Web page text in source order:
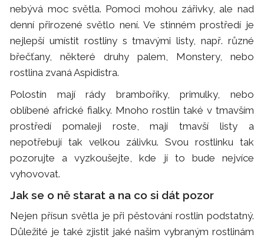
nebývá moc světla. Pomoci mohou zářivky, ale nad
denní přirozené světlo není. Ve stinném prostředí je
nejlepší umístit rostliny s tmavými listy, např. různé
břečťany, některé druhy palem, Monstery, nebo
rostlina zvaná Aspidistra.
Polostín mají rády bramboříky, primulky, nebo
oblíbené africké fialky. Mnoho rostlin také v tmavším
prostředí pomaleji roste, mají tmavší listy a
nepotřebují tak velkou zálivku. Svou rostlinku tak
pozorujte a vyzkoušejte, kde jí to bude nejvíce
vyhovovat.
Jak se o ně starat a na co si dát pozor
Nejen přísun světla je při pěstování rostlin podstatný.
Důležité je také zjistit jaké našim vybraným rostlinám